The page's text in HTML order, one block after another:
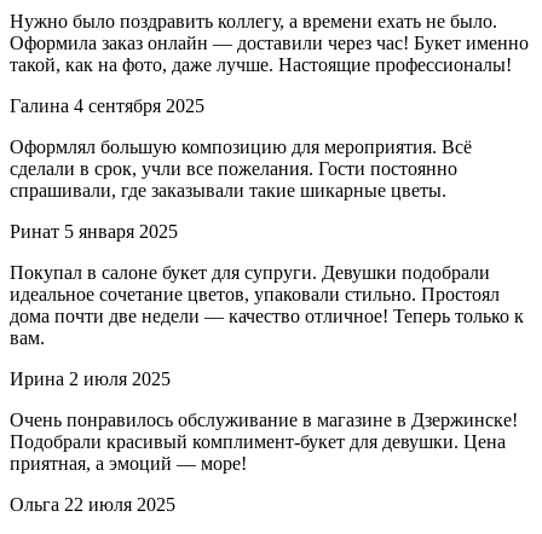
Нужно было поздравить коллегу, а времени ехать не было.
Оформила заказ онлайн — доставили через час! Букет именно
такой, как на фото, даже лучше. Настоящие профессионалы!
Галина 4 сентября 2025
Оформлял большую композицию для мероприятия. Всё
сделали в срок, учли все пожелания. Гости постоянно
спрашивали, где заказывали такие шикарные цветы.
Ринат 5 января 2025
Покупал в салоне букет для супруги. Девушки подобрали
идеальное сочетание цветов, упаковали стильно. Простоял
дома почти две недели — качество отличное! Теперь только к
вам.
Ирина 2 июля 2025
Очень понравилось обслуживание в магазине в Дзержинске!
Подобрали красивый комплимент-букет для девушки. Цена
приятная, а эмоций — море!
Ольга 22 июля 2025